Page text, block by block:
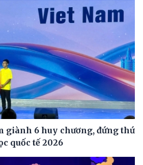
giành 6 huy chương, đứng thứ
quốc tế 2026